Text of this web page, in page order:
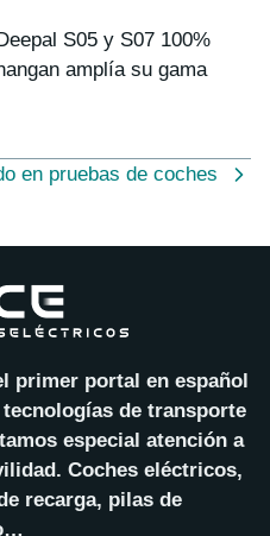
S05 y S07 100%
amplía su gama
en pruebas de coches
primer portal en español
de transporte
especial atención a
Coches eléctricos,
recarga, pilas de